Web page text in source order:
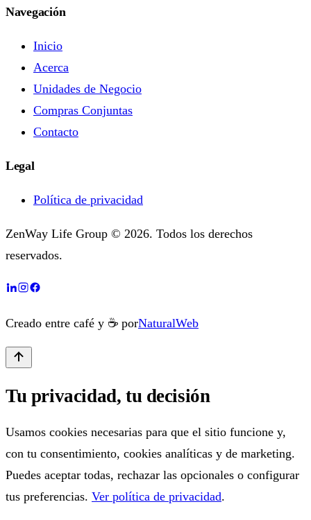
Navegación
Inicio
Acerca
Unidades de Negocio
Compras Conjuntas
Contacto
Legal
Política de privacidad
ZenWay Life Group © 2026. Todos los derechos
reservados.
Creado entre café y ☕ porNaturalWeb
Tu privacidad, tu decisión
Usamos cookies necesarias para que el sitio funcione y,
con tu consentimiento, cookies analíticas y de marketing.
Puedes aceptar todas, rechazar las opcionales o configurar
tus preferencias. Ver política de privacidad.